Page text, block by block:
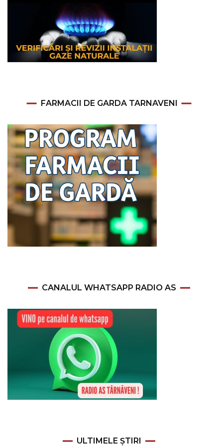
FARMACII DE GARDA TARNAVENI
CANALUL WHATSAPP RADIO AS
ULTIMELE ȘTIRI